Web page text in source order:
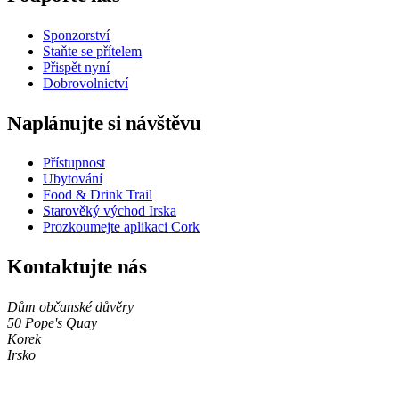
Sponzorství
Staňte se přítelem
Přispět nyní
Dobrovolnictví
Naplánujte si návštěvu
Přístupnost
Ubytování
Food & Drink Trail
Starověký východ Irska
Prozkoumejte aplikaci Cork
Kontaktujte nás
Dům občanské důvěry
50 Pope's Quay
Korek
Irsko